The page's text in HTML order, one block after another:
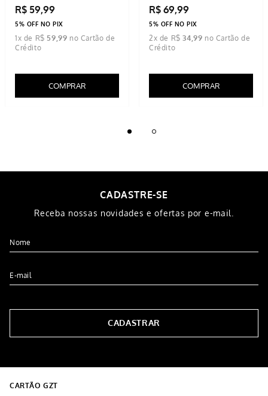
R$ 59,99
5% OFF NO PIX
1x de R$ 59 ,99
COMPRAR
R$ 69,99
5% OFF NO PIX
2x de R$ 34 ,99
COMPRAR
CADASTRE-SE
Receba nossas novidades e ofertas por e-mail.
CADASTRAR
CARTÃO GZT